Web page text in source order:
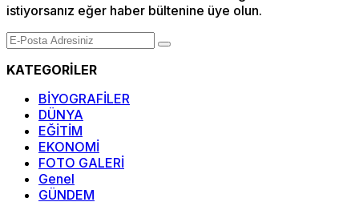
istiyorsanız eğer haber bültenine üye olun.
KATEGORİLER
BİYOGRAFİLER
DÜNYA
EĞİTİM
EKONOMİ
FOTO GALERİ
Genel
GÜNDEM